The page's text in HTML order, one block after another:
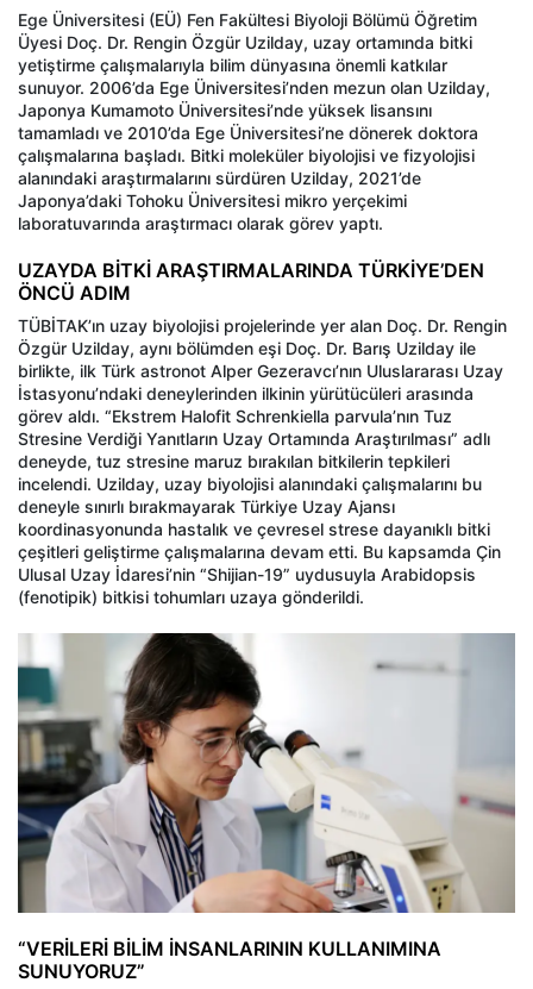
Ege Üniversitesi (EÜ) Fen Fakültesi Biyoloji Bölümü Öğretim
Üyesi Doç. Dr. Rengin Özgür Uzilday, uzay ortamında bitki
yetiştirme çalışmalarıyla bilim dünyasına önemli katkılar
sunuyor. 2006’da Ege Üniversitesi’nden mezun olan Uzilday,
Japonya Kumamoto Üniversitesi’nde yüksek lisansını
tamamladı ve 2010’da Ege Üniversitesi’ne dönerek doktora
çalışmalarına başladı. Bitki moleküler biyolojisi ve fizyolojisi
alanındaki araştırmalarını sürdüren Uzilday, 2021’de
Japonya’daki Tohoku Üniversitesi mikro yerçekimi
laboratuvarında araştırmacı olarak görev yaptı.
UZAYDA BİTKİ ARAŞTIRMALARINDA TÜRKİYE’DEN
ÖNCÜ ADIM
TÜBİTAK’ın uzay biyolojisi projelerinde yer alan Doç. Dr. Rengin
Özgür Uzilday, aynı bölümden eşi Doç. Dr. Barış Uzilday ile
birlikte, ilk Türk astronot Alper Gezeravcı’nın Uluslararası Uzay
İstasyonu’ndaki deneylerinden ilkinin yürütücüleri arasında
görev aldı. “Ekstrem Halofit Schrenkiella parvula’nın Tuz
Stresine Verdiği Yanıtların Uzay Ortamında Araştırılması” adlı
deneyde, tuz stresine maruz bırakılan bitkilerin tepkileri
incelendi. Uzilday, uzay biyolojisi alanındaki çalışmalarını bu
deneyle sınırlı bırakmayarak Türkiye Uzay Ajansı
koordinasyonunda hastalık ve çevresel strese dayanıklı bitki
çeşitleri geliştirme çalışmalarına devam etti. Bu kapsamda Çin
Ulusal Uzay İdaresi’nin “Shijian-19” uydusuyla Arabidopsis
(fenotipik) bitkisi tohumları uzaya gönderildi.
“VERİLERİ BİLİM İNSANLARININ KULLANIMINA
SUNUYORUZ”